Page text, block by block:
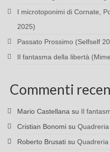
I microtoponimi di Cornate,
2025)
Passato Prossimo (Selfself
Il fantasma della libertà
Commenti
Mario Castellana su Il
Cristian Bonomi su Quadreria
Roberto Brusati su Quadreria